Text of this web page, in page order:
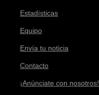
Estadísticas
Equipo
Envía tu noticia
Contacto
¡Anúnciate con nosotros!